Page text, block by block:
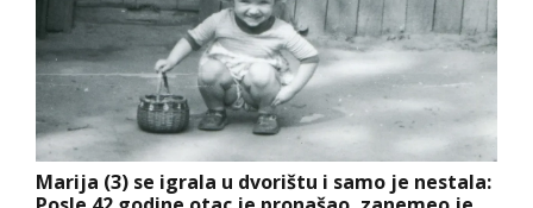
Marija (3) se igrala u dvorištu i samo je nestala: